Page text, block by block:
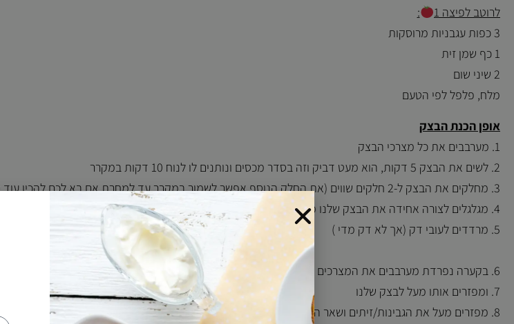
לרוטב לפיצה 1
:
3 כפות עגבניות מרוסקות
1 כף שמן זית
2 שיני שום
מלח, פלפל לפי הטעם
אופן הכנת הבצק
1. מערבבים את כל מצרכי הבצק
2. לשים את הבצק 5 דקות, הוא מעט דביק וזה בסדר מכסים ונותנים לו לנוח 10 דקות במקרר
3. מחלקים את הבצק ל-2 חלקים שווים (את החלק הנוסף אפשר לשמור במקרר עד למחרת אם בא לכם להכין עוד פיצה)
4. מגלגלים לצורה אחידה את הבצק שלנו משמנים מעט ומניחים מעליו נייר אפייה (כדי שהרידוד יהיה קל יותר ולא ידבק לנו למרדד)
5. מרדדים לעובי דק (אך לא דק מדי )
6. בקערה נפרדת מערבבים את המצרכים לרוטב שהולך לכסות את הפיצה
7. ומפזרים אותו מעל לבצק שלנו
8. מפזרים מעל את הגבינות/זיתים ושאר התוספות שאתם אוהבים (פטריות/בצל/עגבניה וכד')